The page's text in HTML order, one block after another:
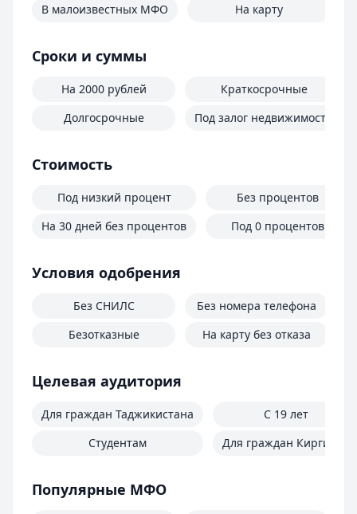
В малоизвестных МФО
На карту
Сроки и суммы
На 2000 рублей
Долгосрочные
Краткосрочные
Под залог недвижимости
Стоимость
Под низкий процент
На 30 дней без процентов
Без процентов
Под 0 процентов
Условия одобрения
Без СНИЛС
Безотказные
Без номера телефона
На карту без отказа
Целевая аудитория
Для граждан Таджикистана
Студентам
С 19 лет
Для граждан Киргизии
Популярные МФО